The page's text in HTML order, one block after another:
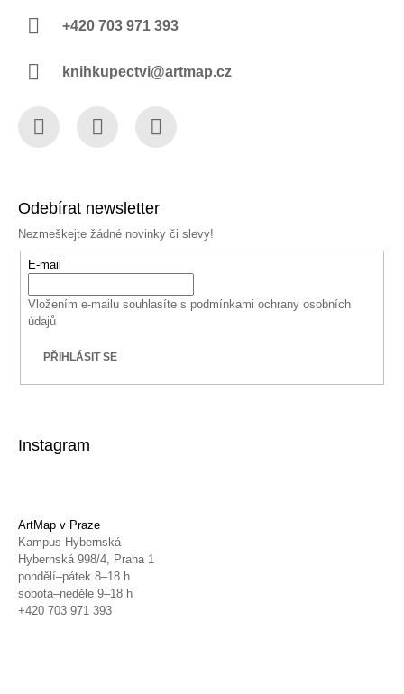
+420 703 971 393
knihkupectvi@artmap.cz
Odebírat newsletter
Nezmeškejte žádné novinky či slevy!
E-mail
Vložením e-mailu souhlasíte s podmínkami ochrany osobních
údajů
PŘIHLÁSIT SE
Instagram
ArtMap v Praze
Kampus Hybernská
Hybernská 998/4, Praha 1
pondělí–pátek 8–18 h
sobota–neděle 9–18 h
+420 703 971 393